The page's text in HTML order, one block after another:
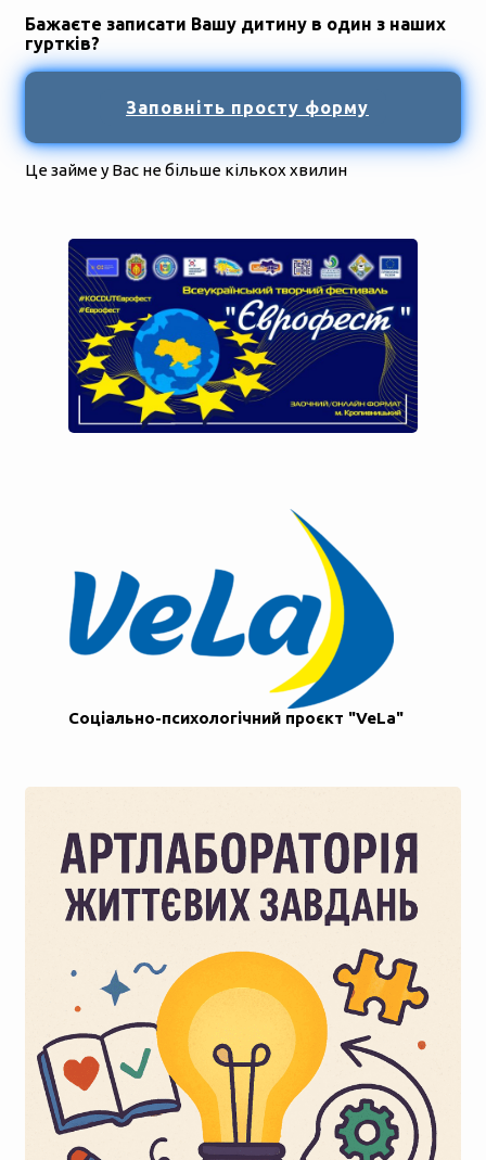
Бажаєте записати Вашу дитину в один з наших
гуртків?
Заповніть просту форму
Це займе у Вас не більше кількох хвилин
Соціально-психологічний проєкт "VeLa"